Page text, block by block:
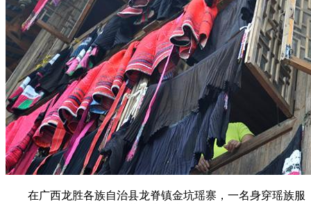
在广西龙胜各族自治县龙脊镇金坑瑶寨，一名身穿瑶族服